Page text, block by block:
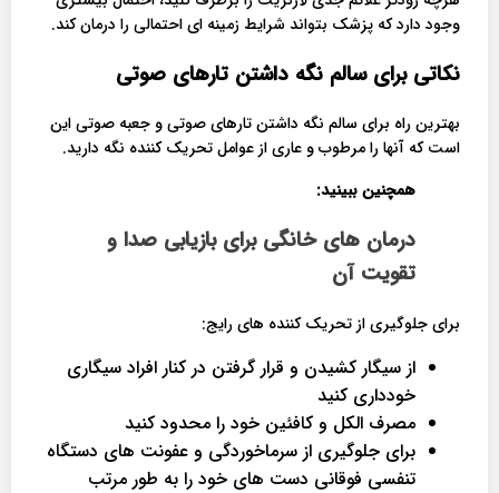
وجود دارد که پزشک بتواند شرایط زمینه ای احتمالی را درمان کند.
نکاتی برای سالم نگه داشتن تارهای صوتی
بهترین راه برای سالم نگه داشتن تارهای صوتی و جعبه صوتی این
است که آنها را مرطوب و عاری از عوامل تحریک کننده نگه دارید.
همچنین ببینید:
درمان های خانگی برای بازیابی صدا و
تقویت آن
برای جلوگیری از تحریک کننده های رایج:
از سیگار کشیدن و قرار گرفتن در کنار افراد سیگاری
خودداری کنید
مصرف الکل و کافئین خود را محدود کنید
برای جلوگیری از سرماخوردگی و عفونت های دستگاه
تنفسی فوقانی دست های خود را به طور مرتب